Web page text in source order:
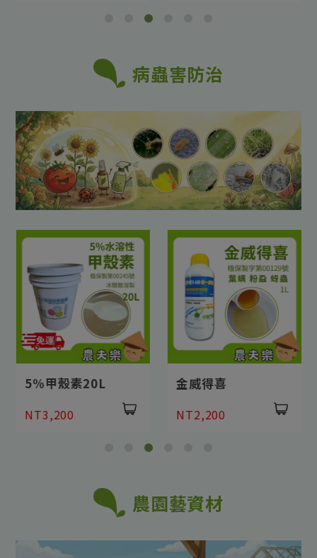
病蟲害防治
5%甲殼素20L
NT3,200
金威得喜
NT2,200
農園藝資材